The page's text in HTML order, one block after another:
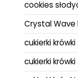
cookies
Crystal
cukierki
cukierki